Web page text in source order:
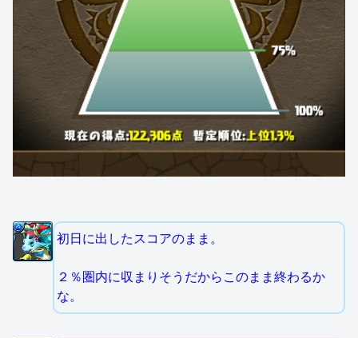
初日に出したスコアのまま。
２％圏内に収まりそうだからこのまま終わるか
な。